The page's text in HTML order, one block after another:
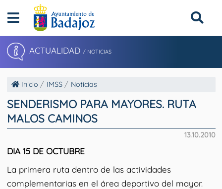
ACTUALIDAD / NOTICIAS
Inicio IMSS Noticias
SENDERISMO PARA MAYORES. RUTA
MALOS CAMINOS
13.10.2010
DIA 15 DE OCTUBRE
La primera ruta dentro de las actividades
complementarias en el área deportivo del mayor.